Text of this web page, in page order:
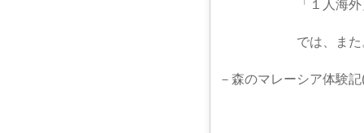
「１人海外」の一
では、また
－森のマレーシ